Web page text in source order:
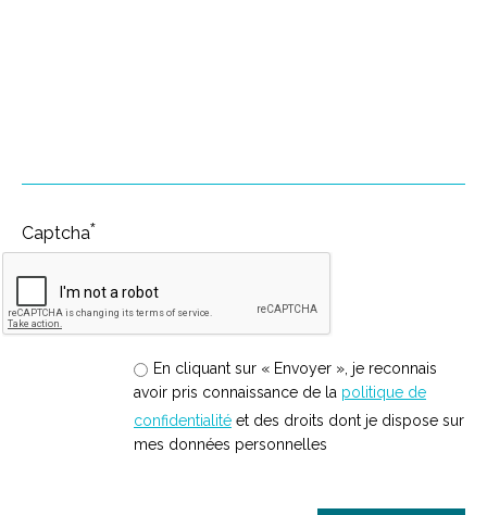
Captcha*
En cliquant sur « Envoyer », je reconnais
avoir pris connaissance de la politique de
confidentialité et des droits dont je dispose sur
mes données personnelles